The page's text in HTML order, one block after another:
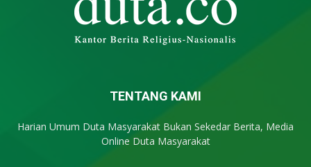
TENTANG KAMI
Harian Umum Duta Masyarakat Bukan Sekedar Berita, Media
Online Duta Masyarakat